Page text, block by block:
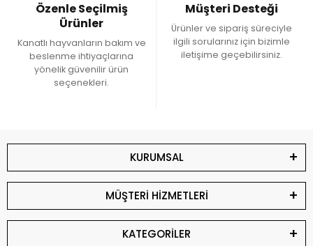
Özenle Seçilmiş
Ürünler
Kanatlı hayvanların bakım ve
beslenme ihtiyaçlarına
yönelik güvenilir ürün
seçenekleri.
Müşteri Desteği
Ürünler ve sipariş süreciyle
ilgili sorularınız için bizimle
iletişime geçebilirsiniz.
KURUMSAL
MÜŞTERİ HİZMETLERİ
KATEGORİLER